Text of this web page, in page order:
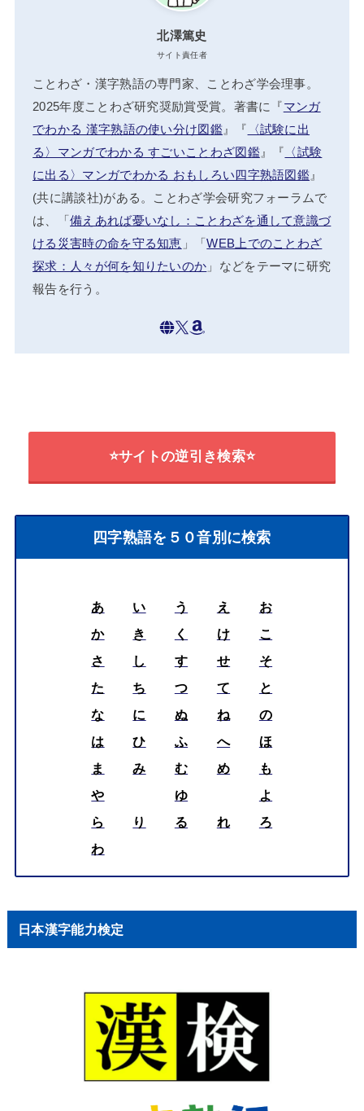
北澤篤史
サイト責任者
ことわざ・漢字熟語の専門家、ことわざ学会理事。
2025年度ことわざ研究奨励賞受賞。著書に『マンガ
でわかる 漢字熟語の使い分け図鑑』『 〈試験に出
る〉マンガでわかる すごいことわざ図鑑』『 〈試験
に出る〉マンガでわかる おもしろい四字熟語図鑑 』
(共に講談社)がある。ことわざ学会研究フォーラムで
は、「備えあれば憂いなし：ことわざを通して意識づ
ける災害時の命を守る知恵 」「WEB上でのことわざ
探求：人々が何を知りたいのか 」などをテーマに研究
報告を行う。
⭐サイトの逆引き検索⭐
四字熟語を５０音別に検索
あ い う え
お
か
き く け
こ
さ
し す せ
そ
た
ち つ て
と
な
に ぬ ね
の
は
ひ ふ へ
ほ
ま
み む め
も
や
ゆ
よ
ら
り る れ
ろ
わ
日本漢字能力検定